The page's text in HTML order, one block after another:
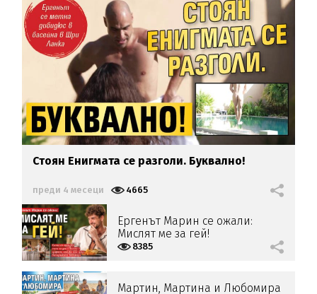
Стоян Енигмата се разголи. Буквално!
преди 4 месеци 4665
Ергенът Марин се ожали:
Мислят ме за гей!
8385
Мартин, Мартина и Любомира